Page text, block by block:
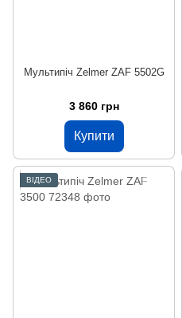
Мультипіч Zelmer ZAF 5502G
3 860 грн
Купити
ВІДЕО